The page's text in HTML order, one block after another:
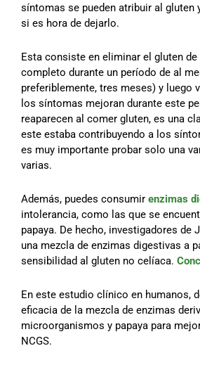
síntomas se pueden atribuir al gluten
si es hora de dejarlo.
Esta consiste en eliminar el gluten
completo durante un período de al
preferiblemente, tres meses) y luego
los síntomas mejoran durante este
reaparecen al comer gluten, es una
este estaba contribuyendo a los
es muy importante probar solo una
varias.
Además, puedes consumir enzimas
intolerancia, como las que se
papaya. De hecho, investigadores de
una mezcla de enzimas digestivas a
sensibilidad al gluten no celíaca.
En este estudio clínico en humanos,
eficacia de la mezcla de enzimas
microorganismos y papaya para
NCGS.